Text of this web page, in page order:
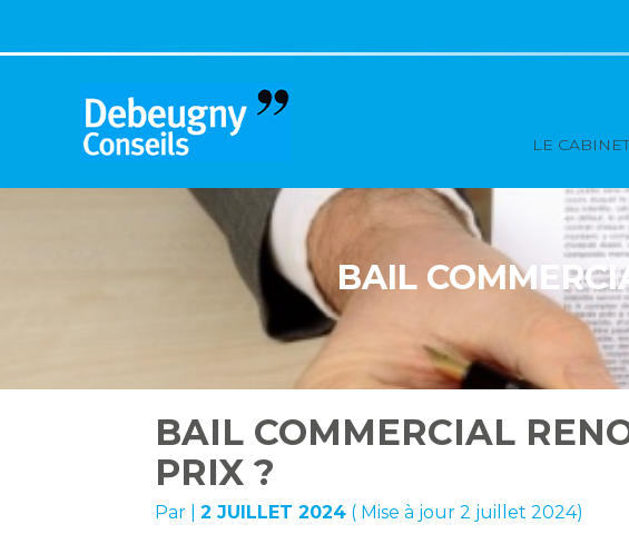
au
Principal
LE CABINET
BAIL
BAIL COMMERCIAL
PRIX ?
Par |2 JUILLET 2024 ( Mise à jour 2 juillet 2024)